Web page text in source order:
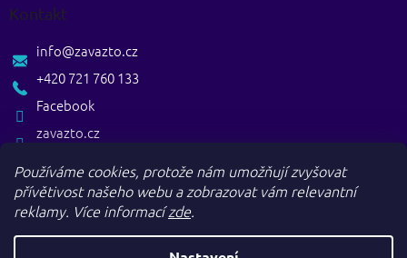
Používáme cookies, protože nám umožňují zvyšovat
přívětivost našeho webu a zobrazovat vám relevantní
reklamy. Více informacízde.
Kontakt
zavazto.cz
info@zavazto.cz
+420 721 760 133
Facebook